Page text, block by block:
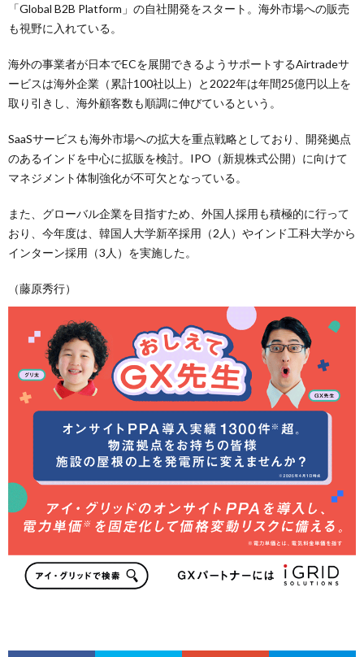
「Global B2B Platform」の自社開発をスタート。海外市場への販売
も視野に入れている。
海外の事業者が日本でECを展開できるようサポートするAirtradeサ
ービスは海外企業（累計100社以上）と2022年は年間25億円以上を
取り引きし、海外顧客数も順調に伸びているという。
SaaSサービスも海外市場への拡大を重点戦略としており、開発拠点
のあるインドを中心に拡販を検討。IPO（新規株式公開）に向けて
マネジメント体制強化が不可欠となっている。
また、グローバル企業を目指すため、外国人採用も積極的に行って
おり、今年度は、韓国人大学新卒採用（2人）やインド工科大学から
インターン採用（3人）を実施した。
（藤原秀行）